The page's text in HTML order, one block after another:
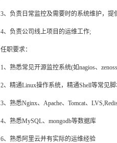
3、负责日常监控及需要时的系统维护，
4、负责公司线上项目的运维工作;
任职要求：
1、熟悉常见开源监控系统(如nagios、
2、精通Linux操作系统，精通Shell等常见
3、熟悉Nginx、Apache、Tomcat、
4、熟悉MySQL、mongodb等数据库
6、熟悉阿里云并有实际的运维经验